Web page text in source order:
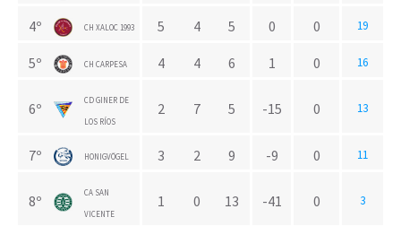
4º CH XALOC 1993 5 4 5 0 0 19
5º CH CARPESA 4 4 6 1 0 16
6º CD GINER DE
LOS RÍOS
2 7 5 -15 0 13
7º HONIGVÖGEL 3 2 9 -9 0 11
8º CA SAN
VICENTE
1 0 13 -41 0 3